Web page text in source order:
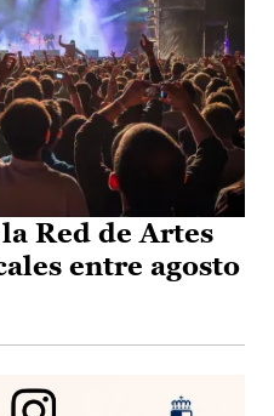
Red de Artes
entre agosto